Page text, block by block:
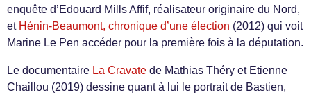
enquête d’Edouard Mills Affif, réalisateur originaire du Nord,
et Hénin-Beaumont, chronique d’une élection (2012) qui voit
Marine Le Pen accéder pour la première fois à la députation.
Le documentaire La Cravate de Mathias Théry et Etienne
Chaillou (2019) dessine quant à lui le portrait de Bastien,